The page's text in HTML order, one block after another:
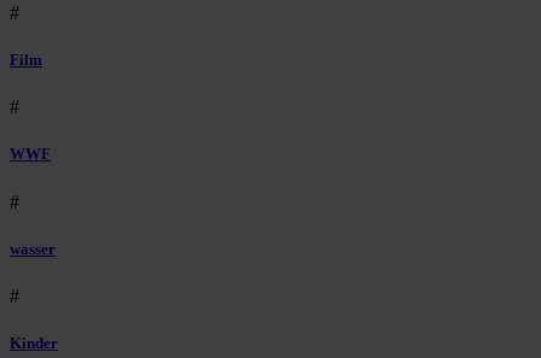
#
Film
#
WWF
#
wasser
#
Kinder